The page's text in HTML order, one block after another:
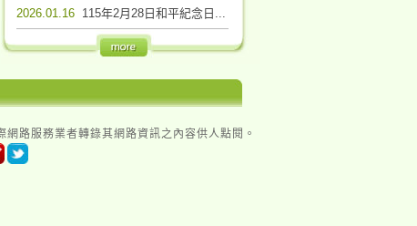
2026.01.16 115年2月28日和平紀念日...
路服務業者轉錄其網路資訊之內容供人點閱。